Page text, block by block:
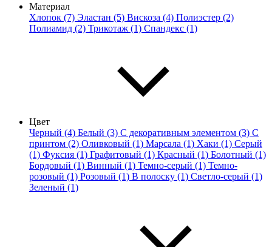
Материал
Хлопок (7) Эластан (5) Вискоза (4) Полиэстер (2)
Полиамид (2) Трикотаж (1) Спандекс (1)
Цвет
Черный (4) Белый (3) С декоративным элементом (3) С
принтом (2) Оливковый (1) Марсала (1) Хаки (1) Серый
(1) Фуксия (1) Графитовый (1) Красный (1) Болотный (1)
Бордовый (1) Винный (1) Темно-серый (1) Темно-
розовый (1) Розовый (1) В полоску (1) Светло-серый (1)
Зеленый (1)